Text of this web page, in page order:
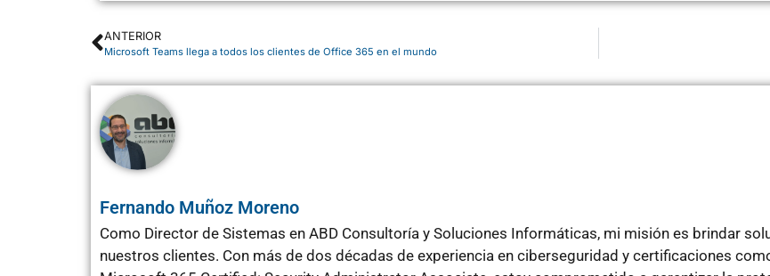
ANTERIOR
Microsoft Teams llega a todos los clientes de Office 365 en el mundo
Fernando Muñoz Moreno
Como Director de Sistemas en ABD Consultoría y Soluciones Informáticas, mi misión es brindar
nuestros clientes. Con más de dos décadas de experiencia en ciberseguridad y certificaciones